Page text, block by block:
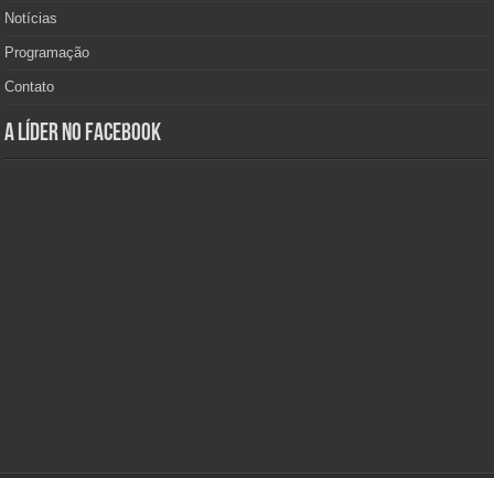
Notícias
Programação
Contato
A Líder no Facebook